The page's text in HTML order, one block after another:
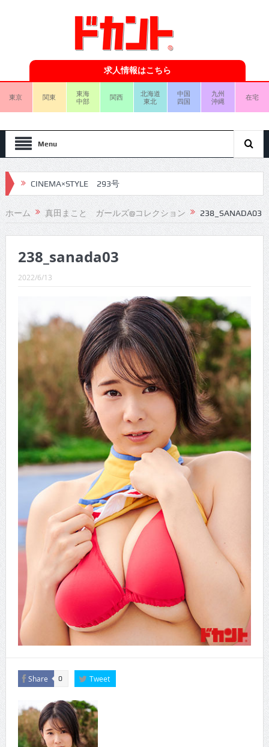
求人情報はこちら
東京 関東
東海
中部
関西
北海道
東北
中国
四国
九州
沖縄
在宅
Menu
CINEMA×STYLE 293号
CINEMA×STYLE 292号
CINEMA×STYLE 291号
CINEMA×STYLE 290号
CINEMA×STYLE 289号
CINEMA×STYLE 287号
CINEMA×STYLE 286号
CINEMA×STYLE 285号
CINEMA×STYLE 294号
ホーム 真田まこと ガールズ@コレクション 238_SANADA03
238_sanada03
2022/6/13
Share 0 Tweet